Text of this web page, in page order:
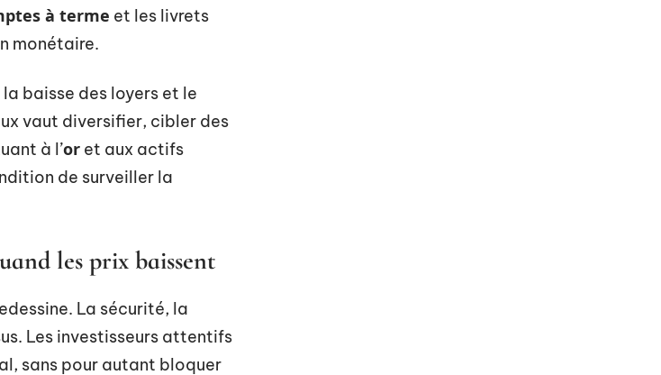
à terme et les livrets
monétaire.
baisse des loyers et le
vaut diversifier, cibler des
à l’or et aux actifs
de surveiller la
les prix baissent
La sécurité, la
Les investisseurs attentifs
sans pour autant bloquer